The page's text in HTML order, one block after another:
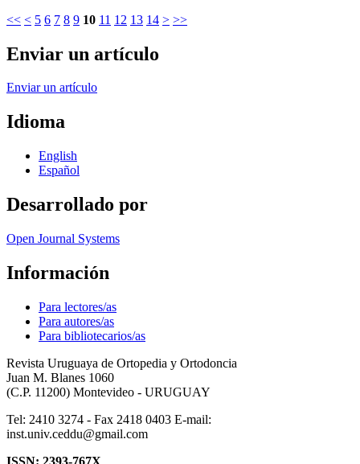
<< < 5 6 7 8 9 10 11 12 13 14 > >>
Enviar un artículo
Enviar un artículo
Idioma
English
Español
Desarrollado por
Open Journal Systems
Información
Para lectores/as
Para autores/as
Para bibliotecarios/as
Revista Uruguaya de Ortopedia y Ortodoncia
Juan M. Blanes 1060
(C.P. 11200) Montevideo - URUGUAY
Tel: 2410 3274 - Fax 2418 0403 E-mail:
inst.univ.ceddu@gmail.com
ISSN: 2393-767X